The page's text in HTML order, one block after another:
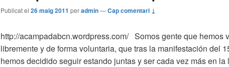
Publicat el 26 maig 2011 peradmin—Cap comentari ↓
http://acampadabcn.wordpress.com/ Somos gente que hemos
libremente y de forma voluntaria, que tras la manifestación del
hemos decidido seguir estando juntas y ser cada vez más en la